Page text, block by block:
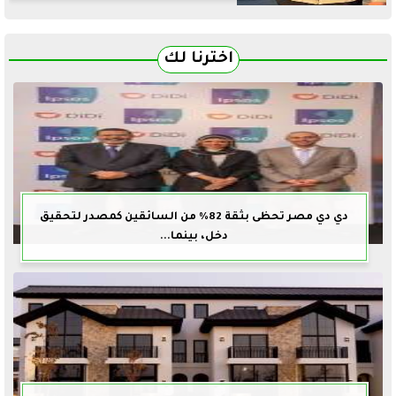
اخترنا لك
دي دي مصر تحظى بثقة 82% من السائقين كمصدر لتحقيق
دخل، بينما...